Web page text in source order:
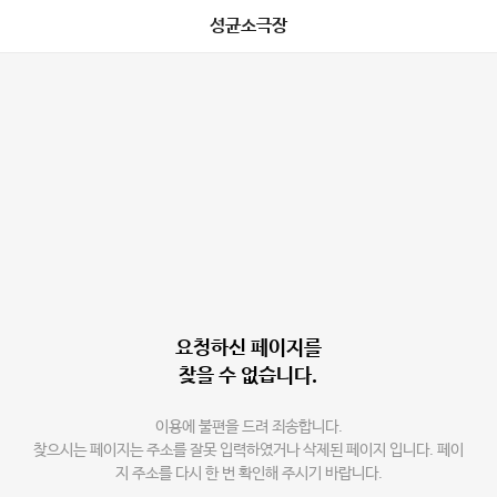
성균소극장
요청하신 페이지를
찾을 수 없습니다.
이용에 불편을 드려 죄송합니다.
찾으시는 페이지는 주소를 잘못 입력하였거나 삭제된 페이지 입니다. 페이
지 주소를 다시 한 번 확인해 주시기 바랍니다.